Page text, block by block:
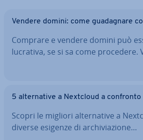
Vendere domini: come gua­da­gna­re
Comprare e vendere domini può
lucrativa, se si sa come procedere.
5 al­ter­na­ti­ve a Nextcloud a confronto
Scopri le migliori al­ter­na­ti­ve a
diverse esigenze di ar­chi­via­zio­ne…